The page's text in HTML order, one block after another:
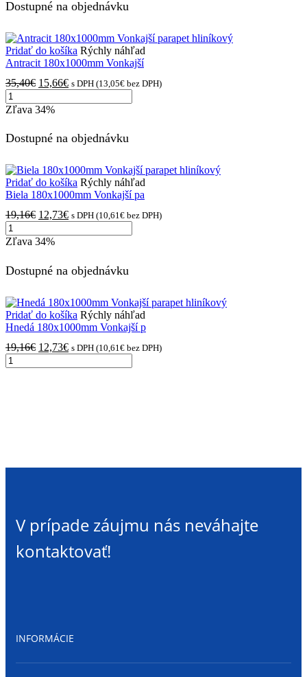
Dostupné na objednávku
Pridať do košíka Rýchly náhľad
Antracit 180x1000mm Vonkajší
35,40€ Pôvodná
bola:
15,66€Aktuálna
je:
s DPH (13,05€ bez DPH)
množstvo
Antracit
Vonkajší
parapet
Zľava 34%
Dostupné na objednávku
Pridať do košíka Rýchly náhľad
Biela 180x1000mm Vonkajší pa
19,16€ Pôvodná
bola:
12,73€Aktuálna
je:
s DPH (10,61€ bez DPH)
množstvo
Biela
Vonkajší
parapet
Zľava 34%
Dostupné na objednávku
Pridať do košíka Rýchly náhľad
Hnedá 180x1000mm Vonkajší p
19,16€ Pôvodná
bola:
12,73€Aktuálna
je:
s DPH (10,61 € bez DPH)
množstvo
Hnedá
V prípade záujmu nás neváhajte
kontaktovať!
INFORMÁCIE